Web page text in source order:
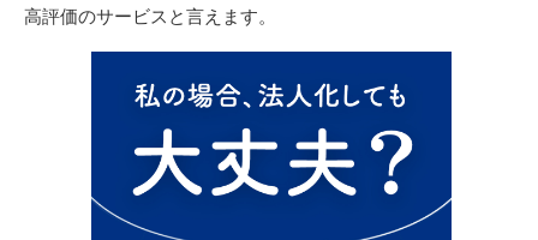
高評価のサービスと言えます。